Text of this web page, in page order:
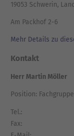
19053 Schwerin,
Am Packhof 2-6
Mehr Details zu
Kontakt
Herr Martin Möller
Position:
Tel.:
Fax: